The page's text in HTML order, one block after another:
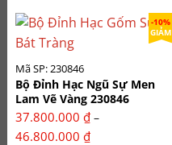
-10%
GIẢM
Mã SP: 230846
Bộ Đỉnh Hạc Ngũ Sự Men
Lam Vẽ Vàng 230846
37.800.000 ₫ –
46.800.000 ₫Khoảng